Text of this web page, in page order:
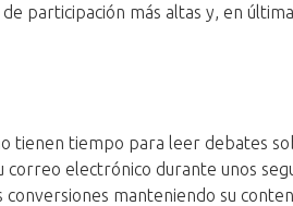
participación más altas y, en
tienen tiempo para leer debates
correo electrónico durante unos
manteniendo su